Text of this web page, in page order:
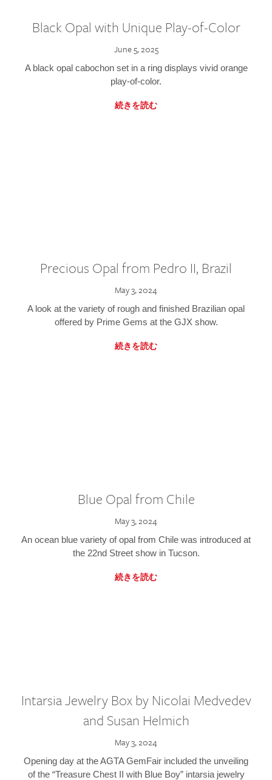
Black Opal with Unique Play-of-Color
June 5, 2025
A black opal cabochon set in a ring displays vivid orange
play-of-color.
続きを読む
Precious Opal from Pedro II, Brazil
May 3, 2024
A look at the variety of rough and finished Brazilian opal
offered by Prime Gems at the GJX show.
続きを読む
Blue Opal from Chile
May 3, 2024
An ocean blue variety of opal from Chile was introduced at
the 22nd Street show in Tucson.
続きを読む
Intarsia Jewelry Box by Nicolai Medvedev
and Susan Helmich
May 3, 2024
Opening day at the AGTA GemFair included the unveiling
of the “Treasure Chest II with Blue Boy” intarsia jewelry